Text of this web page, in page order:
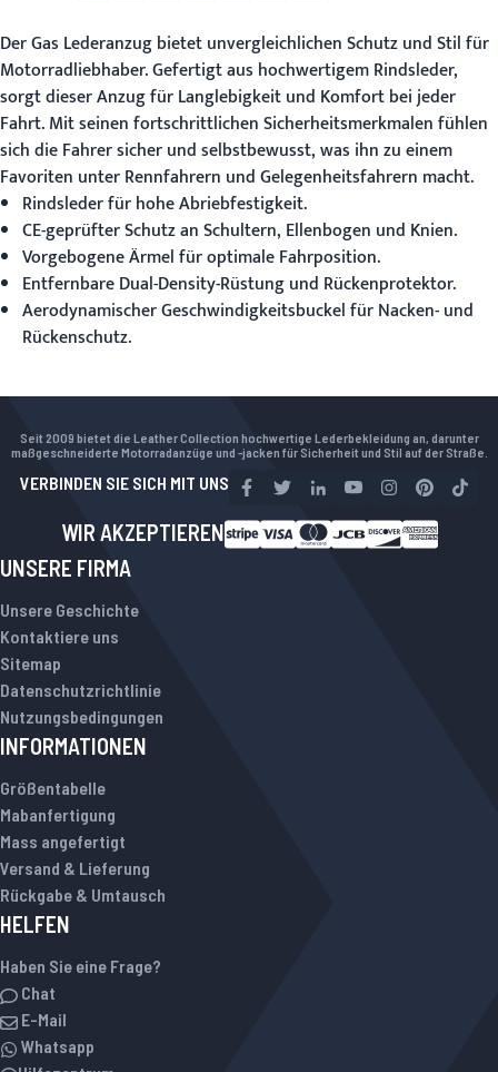
DerGas Lederanzugbietet unvergleichlichen Schutz und Stil für
Motorradliebhaber. Gefertigt aus hochwertigem Rindsleder,
sorgt dieser Anzug für Langlebigkeit und Komfort bei jeder
Fahrt. Mit seinen fortschrittlichen Sicherheitsmerkmalen fühlen
sich die Fahrer sicher und selbstbewusst, was ihn zu einem
Favoriten unter Rennfahrern und Gelegenheitsfahrern macht.
Rindsleder für hohe Abriebfestigkeit.
CE-geprüfter Schutz an Schultern, Ellenbogen und Knien.
Vorgebogene Ärmel für optimale Fahrposition.
Entfernbare Dual-Density-Rüstung und Rückenprotektor.
Aerodynamischer Geschwindigkeitsbuckel für Nacken- und
Rückenschutz.
Seit 2009 bietet die Leather Collection hochwertige Lederbekleidung an, darunter
maßgeschneiderte Motorradanzüge und -jacken für Sicherheit und Stil auf der Straße.
VERBINDEN SIE SICH MIT UNS
WIR AKZEPTIEREN
UNSERE FIRMA
Unsere Geschichte
Kontaktiere uns
Sitemap
Datenschutzrichtlinie
Nutzungsbedingungen
INFORMATIONEN
Größentabelle
Mabanfertigung
Mass angefertigt
Versand & Lieferung
Rückgabe & Umtausch
HELFEN
Haben Sie eine Frage?
Chat
E-Mail
Whatsapp